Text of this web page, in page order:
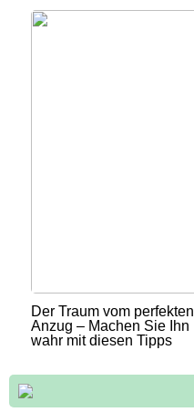
Der Traum vom perfekten
Anzug – Machen Sie Ihn
wahr mit diesen Tipps